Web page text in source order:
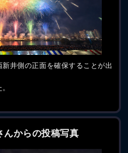
井側の正面を確保することが出
んからの投稿写真